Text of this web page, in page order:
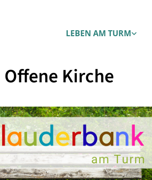
LEBEN AM TURM
Kirche